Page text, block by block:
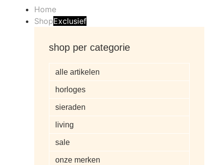
Home
ShopExclusief
shop per categorie
alle artikelen
horloges
sieraden
living
sale
onze merken